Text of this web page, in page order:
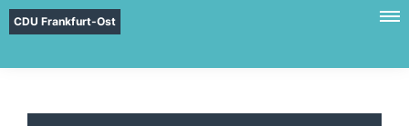
CDU Frankfurt-Ost